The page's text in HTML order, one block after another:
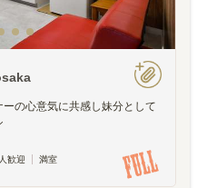
の心意気に共感し妹分として
歓迎 満室